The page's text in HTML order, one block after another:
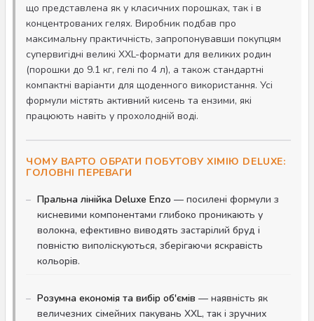
що представлена як у класичних порошках, так і в
концентрованих гелях. Виробник подбав про
максимальну практичність, запропонувавши покупцям
супервигідні великі XXL-формати для великих родин
(порошки до 9.1 кг, гелі по 4 л), а також стандартні
компактні варіанти для щоденного використання. Усі
формули містять активний кисень та ензими, які
працюють навіть у прохолодній воді.
ЧОМУ ВАРТО ОБРАТИ ПОБУТОВУ ХІМІЮ DELUXE:
ГОЛОВНІ ПЕРЕВАГИ
Пральна лінійка Deluxe Enzo — посилені формули з
кисневими компонентами глибоко проникають у
волокна, ефективно виводять застарілий бруд і
повністю виполіскуються, зберігаючи яскравість
кольорів.
Розумна економія та вибір об'ємів — наявність як
величезних сімейних пакувань XXL, так і зручних